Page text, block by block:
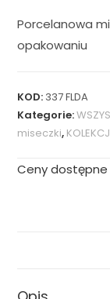
Porcelanowa
opakowaniu
KOD: 337 FLDA
Kategorie:
miseczki,
Ceny